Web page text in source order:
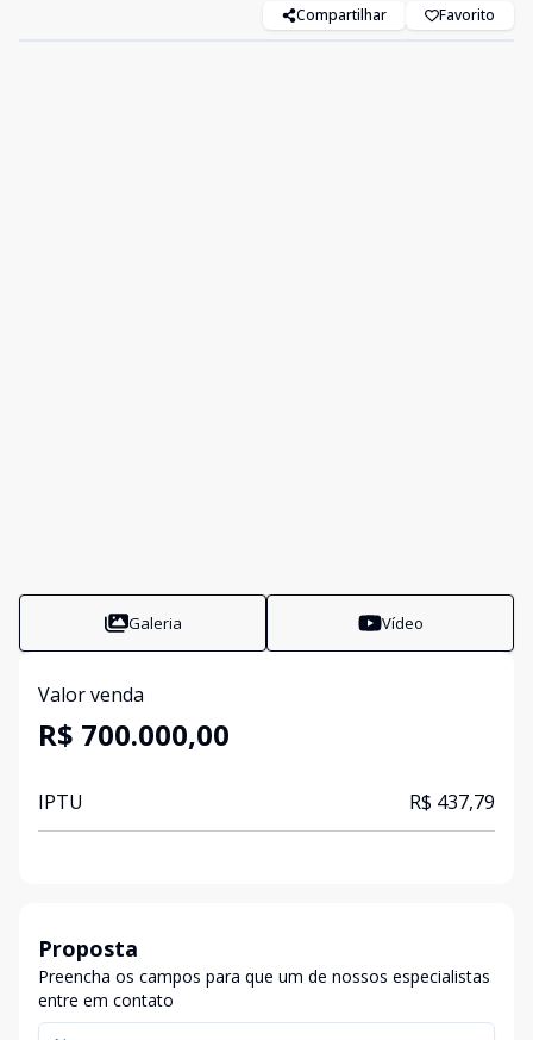
Compartilhar Favorito
Galeria Vídeo
Valor venda
R$ 700.000,00
IPTU R$ 437,79
Proposta
Preencha os campos para que um de nossos especialistas
entre em contato